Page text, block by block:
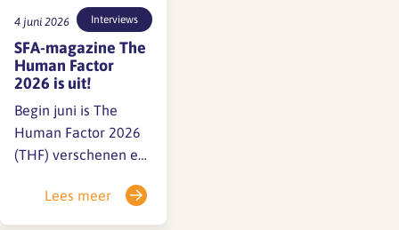
4 juni 2026 Interviews
SFA-magazine The
Human Factor
2026 is uit!
Begin juni is The
Human Factor 2026
(THF) verschenen en
architectenbureaus
Lees meer